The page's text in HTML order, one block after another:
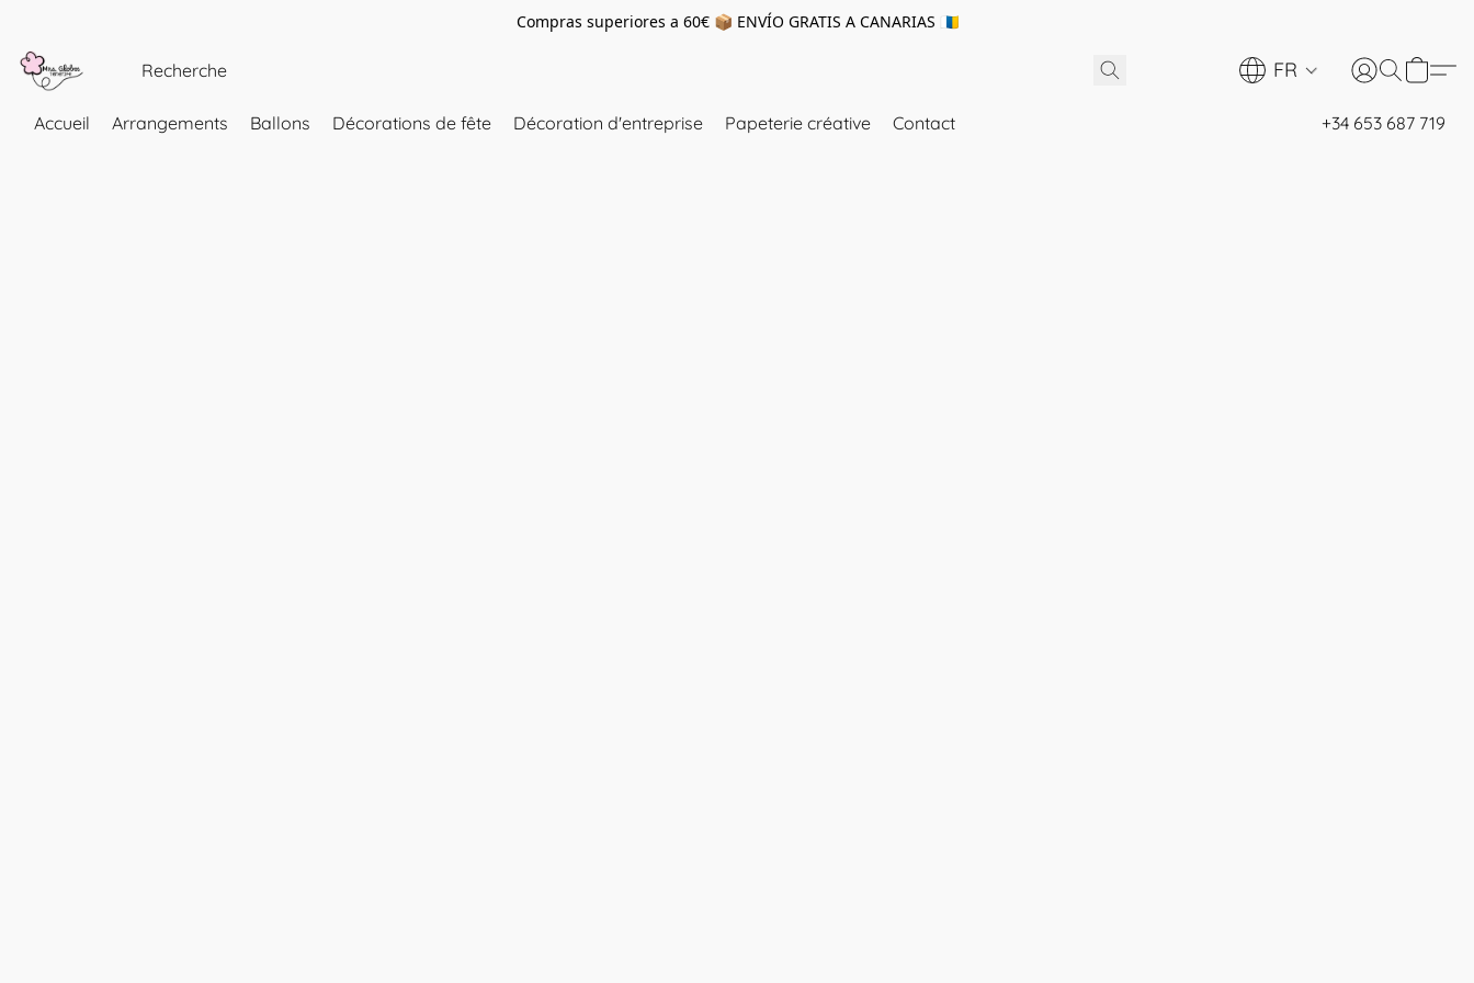
Compras superiores a 60€ 📦 ENVÍO GRATIS A CANARIAS 🇮🇨
FR
Accueil Arrangements Ballons Décorations de fête Décoration d'entreprise Papeterie créative Contact +34 653 687 719